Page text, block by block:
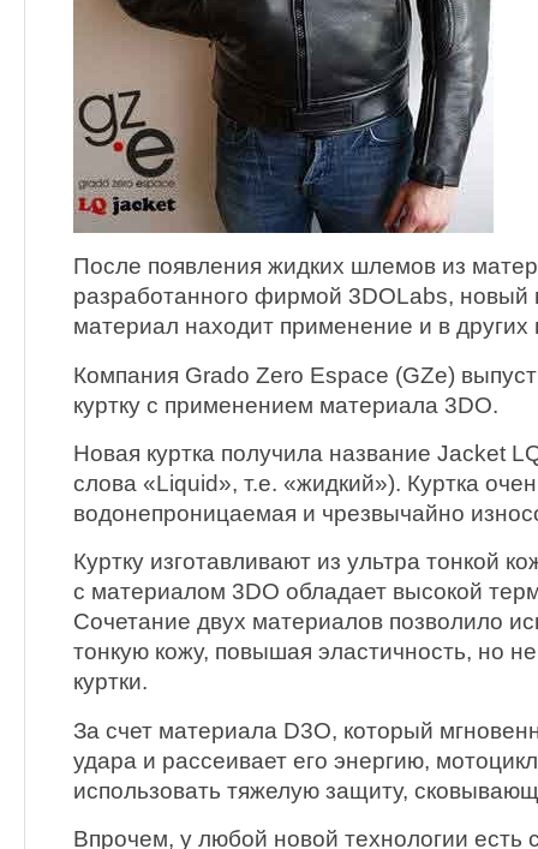
После появления жидких шлемов из
разработанного фирмой 3DOLabs, новый
материал находит применение и в других
Компания Grado Zero Espace (GZe)
куртку с применением материала 3DO.
Новая куртка получила название Jacket
слова «Liquid», т.е. «жидкий»). Куртка
водонепроницаемая и чрезвычайно
Куртку изготавливают из ультра тонкой
с материалом 3DO обладает высокой
Сочетание двух материалов позволило
тонкую кожу, повышая эластичность, но
куртки.
За счет материала D3O, который
удара и рассеивает его энергию,
использовать тяжелую защиту,
Впрочем, у любой новой технологии есть